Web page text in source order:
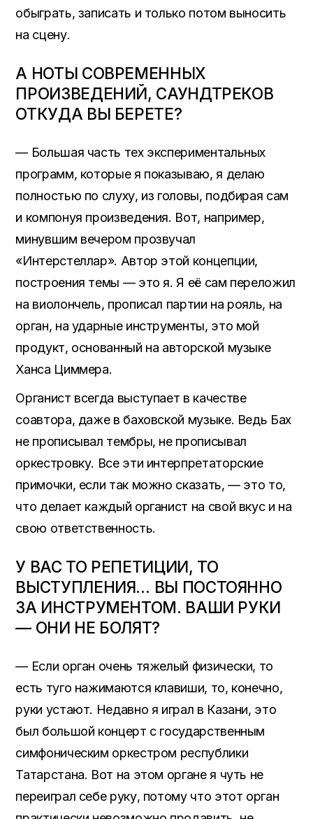
обыграть, записать и только потом выносить
на сцену.
А НОТЫ СОВРЕМЕННЫХ
ПРОИЗВЕДЕНИЙ, САУНДТРЕКОВ
ОТКУДА ВЫ БЕРЕТЕ?
— Большая часть тех экспериментальных
программ, которые я показываю, я делаю
полностью по слуху, из головы, подбирая сам
и компонуя произведения. Вот, например,
минувшим вечером прозвучал
«Интерстеллар». Автор этой концепции,
построения темы — это я. Я её сам переложил
на виолончель, прописал партии на рояль, на
орган, на ударные инструменты, это мой
продукт, основанный на авторской музыке
Ханса Циммера.
Органист всегда выступает в качестве
соавтора, даже в баховской музыке. Ведь Бах
не прописывал тембры, не прописывал
оркестровку. Все эти интерпретаторские
примочки, если так можно сказать, — это то,
что делает каждый органист на свой вкус и на
свою ответственность.
У ВАС ТО РЕПЕТИЦИИ, ТО
ВЫСТУПЛЕНИЯ… ВЫ ПОСТОЯННО
ЗА ИНСТРУМЕНТОМ. ВАШИ РУКИ
— ОНИ НЕ БОЛЯТ?
— Если орган очень тяжелый физически, то
есть туго нажимаются клавиши, то, конечно,
руки устают. Недавно я играл в Казани, это
был большой концерт с государственным
симфоническим оркестром республики
Татарстана. Вот на этом органе я чуть не
переиграл себе руку, потому что этот орган